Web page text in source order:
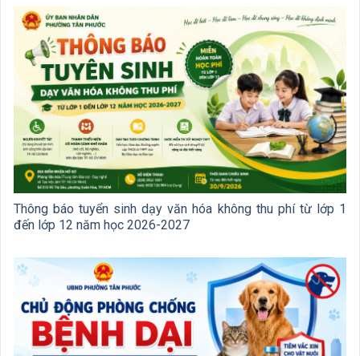
Thông báo tuyển sinh dạy văn hóa không thu phí từ lớp 1
đến lớp 12 năm học 2026-2027